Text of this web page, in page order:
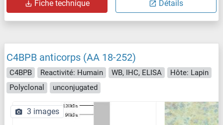
Fiche technique Détails
C4BPB anticorps (AA 18-252)
C4BPB Reactivité: Humain WB, IHC, ELISA
Hôte: Lapin
Polyclonal
unconjugated
3 images